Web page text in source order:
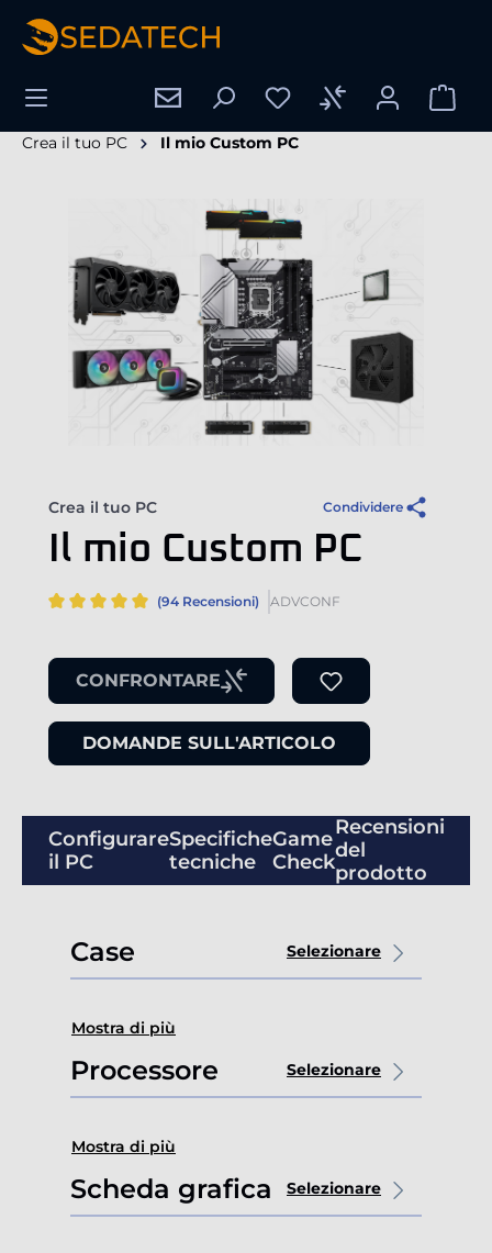
principale
Crea il tuo PC Il mio Custom PC
Salta la galleria di immagini
Crea il tuo PC Condividere
Il mio Custom PC
(94 Recensioni) ADVCONF
CONFRONTARE
DOMANDE SULL'ARTICOLO
Configurare
il PC
Specifiche
tecniche
Game
Check
Recensioni
del
prodotto
Case Selezionare
Mostra di più
Processore Selezionare
Mostra di più
Scheda grafica Selezionare